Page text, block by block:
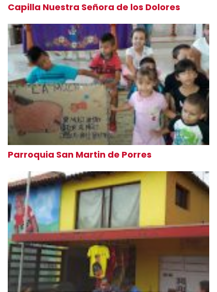
Capilla Nuestra Señora de los Dolores
Parroquia San Martin de Porres